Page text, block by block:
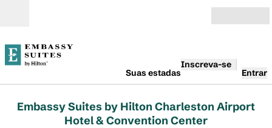
Suas estadas
Inscreva-se
Entrar
Embassy Suites by Hilton Charleston Airport
Hotel & Convention Center